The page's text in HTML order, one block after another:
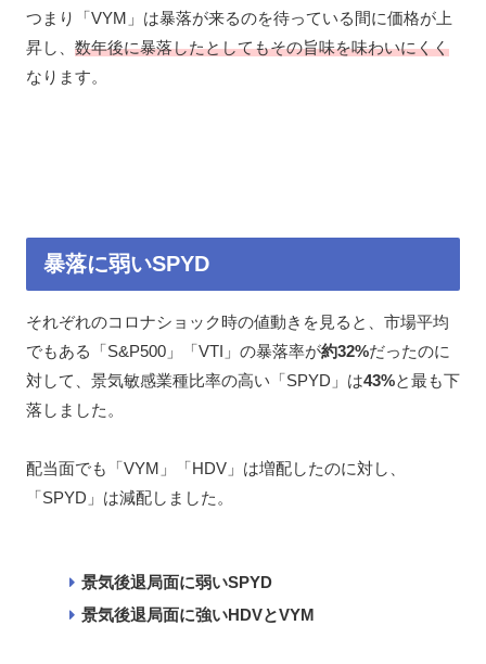
つまり「VYM」は暴落が来るのを待っている間に価格が上
昇し、 数年後に暴落したとしてもその旨味を味わいにくく
なります。
暴落に弱いSPYD
それぞれのコロナショック時の値動きを見ると、市場平均
でもある「S&P500」「VTI」の暴落率が約32%だったのに
対して、景気敏感業種比率の高い「SPYD」は43%と最も下
落しました。
配当面でも「VYM」「HDV」は増配したのに対し、
「SPYD」は減配しました。
景気後退局面に弱いSPYD
景気後退局面に強いHDVとVYM